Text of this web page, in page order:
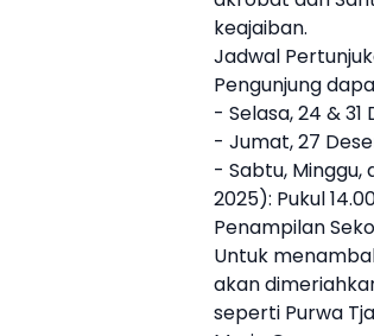
keajaiban.
Jadwal
Pengunjung
- Selasa, 24 & 31
- Jumat, 27
- Sabtu, Minggu,
2025): Pukul
Penampilan
Untuk
akan
seperti Purwa